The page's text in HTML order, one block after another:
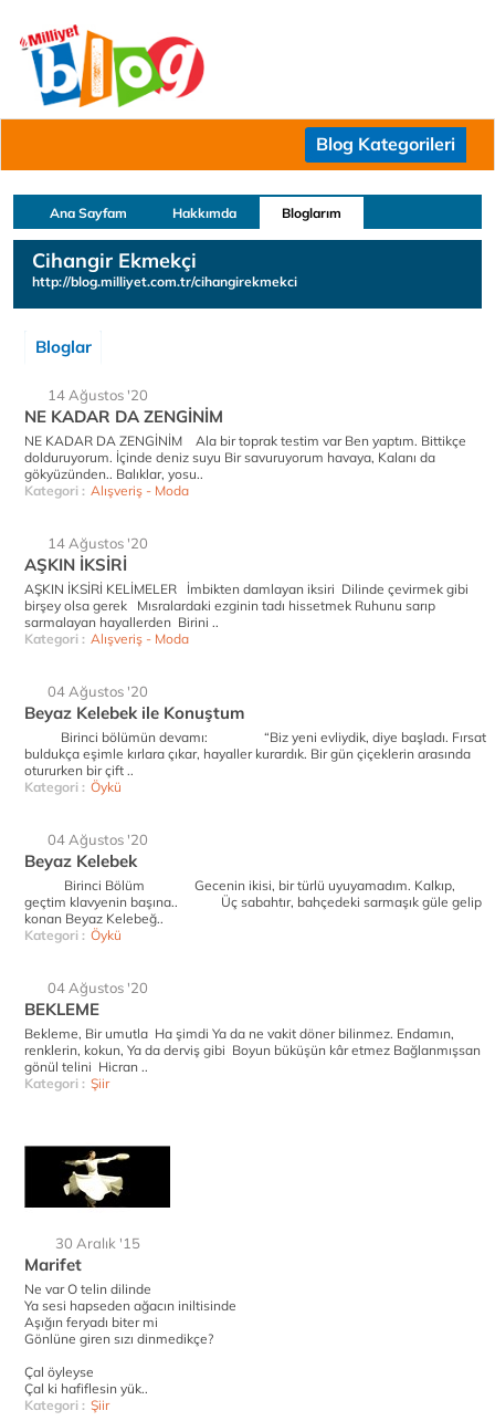
Blog Kategorileri
Ana Sayfam Hakkımda Bloglarım
Cihangir Ekmekçi
http://blog.milliyet.com.tr/cihangirekmekci
Bloglar
14 Ağustos '20
NE KADAR DA ZENGİNİM
NE KADAR DA ZENGİNİM Ala bir toprak testim var Ben yaptım. Bittikçe
dolduruyorum. İçinde deniz suyu Bir savuruyorum havaya, Kalanı da
gökyüzünden.. Balıklar, yosu..
Kategori : Alışveriş - Moda
14 Ağustos '20
AŞKIN İKSİRİ
AŞKIN İKSİRİ KELİMELER İmbikten damlayan iksiri Dilinde çevirmek gibi
birşey olsa gerek Mısralardaki ezginin tadı hissetmek Ruhunu sarıp
sarmalayan hayallerden Birini ..
Kategori : Alışveriş - Moda
04 Ağustos '20
Beyaz Kelebek ile Konuştum
Birinci bölümün devamı: “Biz yeni evliydik, diye başladı. Fırsat
buldukça eşimle kırlara çıkar, hayaller kurardık. Bir gün çiçeklerin arasında
otururken bir çift ..
Kategori : Öykü
04 Ağustos '20
Beyaz Kelebek
Birinci Bölüm Gecenin ikisi, bir türlü uyuyamadım. Kalkıp,
geçtim klavyenin başına.. Üç sabahtır, bahçedeki sarmaşık güle gelip
konan Beyaz Kelebeğ..
Kategori : Öykü
04 Ağustos '20
BEKLEME
Bekleme, Bir umutla Ha şimdi Ya da ne vakit döner bilinmez. Endamın,
renklerin, kokun, Ya da derviş gibi Boyun büküşün kâr etmez Bağlanmışsan
gönül telini Hicran ..
Kategori : Şiir
30 Aralık '15
Marifet
Ne var O telin dilinde
Ya sesi hapseden ağacın iniltisinde
Aşığın feryadı biter mi
Gönlüne giren sızı dinmedikçe?
Çal öyleyse
Çal ki hafiflesin yük..
Kategori : Şiir